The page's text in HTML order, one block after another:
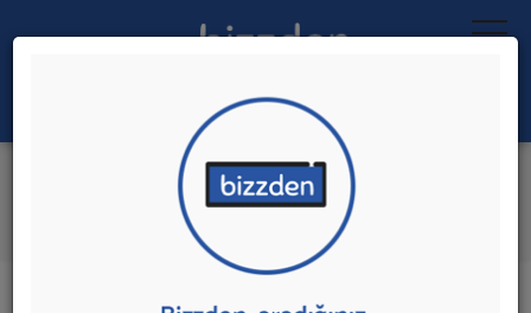
Ara:
Fabrika Taşımacılığı
İlk 3 Firmadan Teklif İste